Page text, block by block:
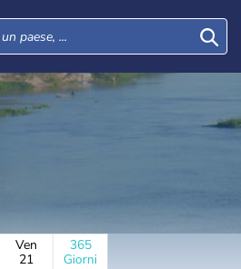
Ven
21
365
Giorni